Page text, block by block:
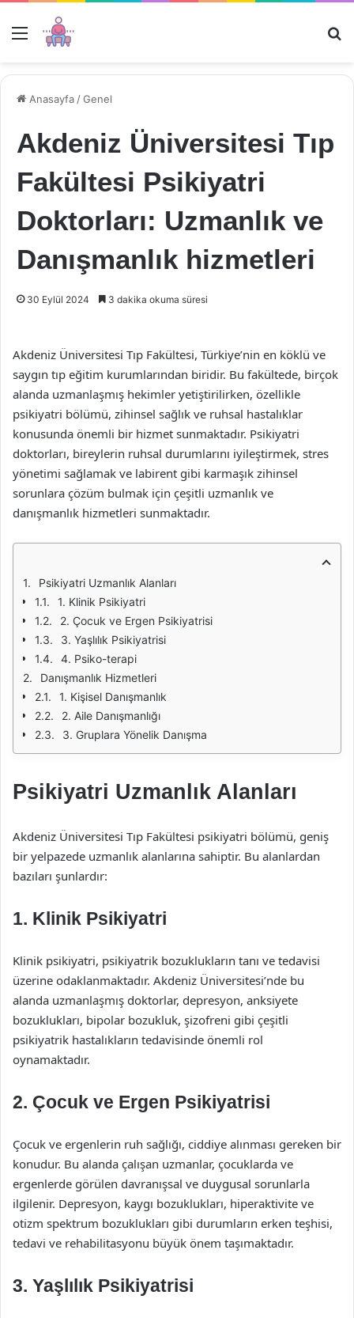
Menü
Anasayfa /Genel
Akdeniz Üniversitesi Tıp
Fakültesi Psikiyatri
Doktorları: Uzmanlık ve
Danışmanlık hizmetleri
30 Eylül 2024 3 dakika okuma süresi
Akdeniz Üniversitesi Tıp Fakültesi, Türkiye’nin en köklü ve
saygın tıp eğitim kurumlarından biridir. Bu fakültede, birçok
alanda uzmanlaşmış hekimler yetiştirilirken, özellikle
psikiyatri bölümü, zihinsel sağlık ve ruhsal hastalıklar
konusunda önemli bir hizmet sunmaktadır. Psikiyatri
doktorları, bireylerin ruhsal durumlarını iyileştirmek, stres
yönetimi sağlamak ve labirent gibi karmaşık zihinsel
sorunlara çözüm bulmak için çeşitli uzmanlık ve
danışmanlık hizmetleri sunmaktadır.
Psikiyatri Uzmanlık Alanları
1. Klinik Psikiyatri
2. Çocuk ve Ergen Psikiyatrisi
3. Yaşlılık Psikiyatrisi
4. Psiko-terapi
Danışmanlık Hizmetleri
1. Kişisel Danışmanlık
2. Aile Danışmanlığı
3. Gruplara Yönelik Danışma
Psikiyatri Uzmanlık Alanları
Akdeniz Üniversitesi Tıp Fakültesi psikiyatri bölümü, geniş
bir yelpazede uzmanlık alanlarına sahiptir. Bu alanlardan
bazıları şunlardır:
1. Klinik Psikiyatri
Klinik psikiyatri, psikiyatrik bozuklukların tanı ve tedavisi
üzerine odaklanmaktadır. Akdeniz Üniversitesi’nde bu
alanda uzmanlaşmış doktorlar, depresyon, anksiyete
bozuklukları, bipolar bozukluk, şizofreni gibi çeşitli
psikiyatrik hastalıkların tedavisinde önemli rol
oynamaktadır.
2. Çocuk ve Ergen Psikiyatrisi
Çocuk ve ergenlerin ruh sağlığı, ciddiye alınması gereken bir
konudur. Bu alanda çalışan uzmanlar, çocuklarda ve
ergenlerde görülen davranışsal ve duygusal sorunlarla
ilgilenir. Depresyon, kaygı bozuklukları, hiperaktivite ve
otizm spektrum bozuklukları gibi durumların erken teşhisi,
tedavi ve rehabilitasyonu büyük önem taşımaktadır.
3. Yaşlılık Psikiyatrisi